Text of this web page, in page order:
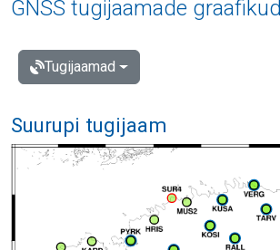
GNSS tugijaamade graafikud
Tugijaamad
Suurupi tugijaam